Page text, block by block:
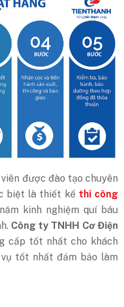
được đào tạo chuyên
biệt là thiết kế thi công
kinh nghiệm quí báu
Công ty TNHH Cơ Điện
cấp tốt nhất cho khách
vụ tốt nhất đảm bảo làm